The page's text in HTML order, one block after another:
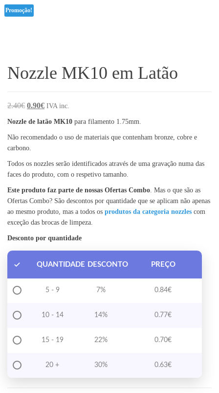
Promoção!
Nozzle MK10 em Latão
2.40€ 0.90€ IVA inc.
Nozzle de latão MK10 para filamento 1.75mm.
Não recomendado o uso de materiais que contenham bronze, cobre e
carbono.
Todos os nozzles serão identificados através de uma gravação numa das
faces do produto, com o respetivo tamanho.
Este produto faz parte de nossas Ofertas Combo . Mas o que são as
Ofertas Combo? São descontos por quantidade que se aplicam não apenas
ao mesmo produto, mas a todos os produtos da categoria nozzles com
exceção das brocas de limpeza.
Desconto por quantidade
QUANTIDADE DESCONTO PREÇO
5 - 9 7% 0.84€
10 - 14 14% 0.77€
15 - 19 22% 0.70€
20 + 30% 0.63€